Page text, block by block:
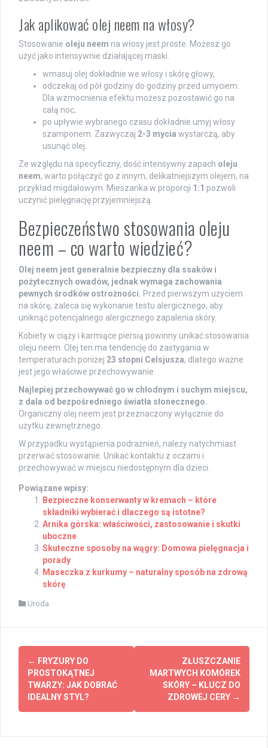
Jak aplikować olej neem na włosy?
Stosowanie oleju neem na włosy jest proste. Możesz go
użyć jako intensywnie działającej maski.
wmasuj olej dokładnie we włosy i skórę głowy,
odczekaj od pół godziny do godziny przed umyciem.
Dla wzmocnienia efektu możesz pozostawić go na
całą noc,
po upływie wybranego czasu dokładnie umyj włosy
szamponem. Zazwyczaj 2-3 mycia wystarczą, aby
usunąć olej.
Ze względu na specyficzny, dość intensywny zapach oleju
neem, warto połączyć go z innym, delikatniejszym olejem, na
przykład migdałowym. Mieszanka w proporcji 1:1 pozwoli
uczynić pielęgnację przyjemniejszą.
Bezpieczeństwo stosowania oleju
neem – co warto wiedzieć?
Olej neem jest generalnie bezpieczny dla ssaków i
pożytecznych owadów, jednak wymaga zachowania
pewnych środków ostrożności. Przed pierwszym użyciem
na skórę, zaleca się wykonanie testu alergicznego, aby
uniknąć potencjalnego alergicznego zapalenia skóry.
Kobiety w ciąży i karmiące piersią powinny unikać stosowania
oleju neem. Olej ten ma tendencję do zastygania w
temperaturach poniżej 23 stopni Celsjusza, dlatego ważne
jest jego właściwe przechowywanie.
Najlepiej przechowywać go w chłodnym i suchym miejscu,
z dala od bezpośredniego światła słonecznego.
Organiczny olej neem jest przeznaczony wyłącznie do
użytku zewnętrznego.
W przypadku wystąpienia podrażnień, należy natychmiast
przerwać stosowanie. Unikać kontaktu z oczami i
przechowywać w miejscu niedostępnym dla dzieci.
Powiązane wpisy:
Bezpieczne konserwanty w kremach – które
składniki wybierać i dlaczego są istotne?
Arnika górska: właściwości, zastosowanie i skutki
uboczne
Skuteczne sposoby na wągry: Domowa pielęgnacja i
porady
Maseczka z kurkumy – naturalny sposób na zdrową
skórę
Uroda
Post
navigation
← FRYZURY DO
PROSTOKĄTNEJ
TWARZY: JAK DOBRAĆ
IDEALNY STYL?
ZŁUSZCZANIE
MARTWYCH KOMÓREK
SKÓRY – KLUCZ DO
ZDROWEJ CERY →